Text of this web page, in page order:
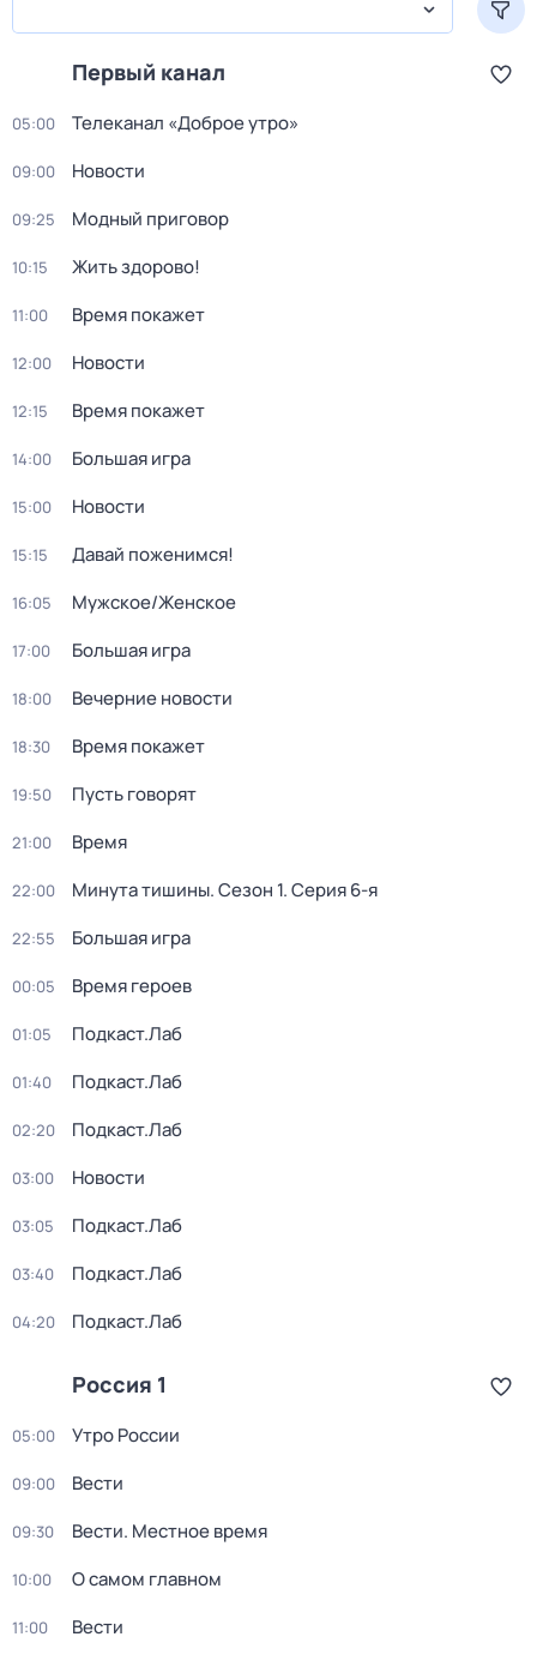
Первый канал
05:00 Телеканал «Доброе утро»
09:00 Новости
09:25 Модный приговор
10:15 Жить здорово!
11:00 Время покажет
12:00 Новости
12:15 Время покажет
14:00 Большая игра
15:00 Новости
15:15 Давай поженимся!
16:05 Мужское/Женское
17:00 Большая игра
18:00 Вечерние новости
18:30 Время покажет
19:50 Пусть говорят
21:00 Время
22:00 Минута тишины. Сезон 1. Серия 6-я
22:55 Большая игра
00:05 Время героев
01:05 Подкаст.Лаб
01:40 Подкаст.Лаб
02:20 Подкаст.Лаб
03:00 Новости
03:05 Подкаст.Лаб
03:40 Подкаст.Лаб
04:20 Подкаст.Лаб
Россия 1
05:00 Утро России
09:00 Вести
09:30 Вести. Местное время
10:00 О самом главном
11:00 Вести